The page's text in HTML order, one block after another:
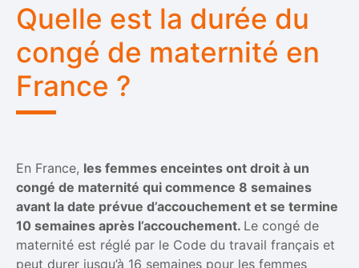
Quelle est la durée du
congé de maternité en
France ?
En France, les femmes enceintes ont droit à un
congé de maternité qui commence 8 semaines
avant la date prévue d’accouchement et se termine
10 semaines après l’accouchement. Le congé de
maternité est réglé par le Code du travail français et
peut durer jusqu’à 16 semaines pour les femmes